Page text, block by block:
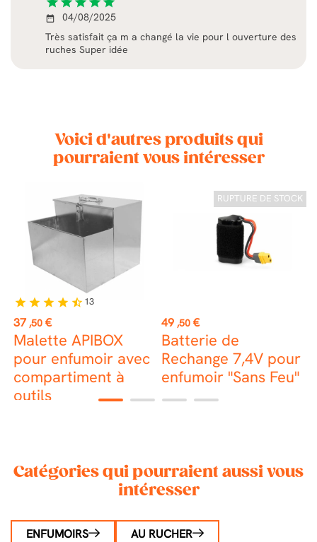
date_range
04/08/2025
Très satisfait ça m a changé la vie pour l ouverture des
ruches Super idée
Voici d'autres produits qui
pourraient vous intéresser
Prix
37 ,50 €
Malette APIBOX
pour enfumoir avec
compartiment à
outils
star star star star star_half 13
RUPTURE DE STOCK
Prix
49 ,50 €
Batterie de
Rechange 7,4V pour
enfumoir "Sans Feu"
1 2 3 4
Catégories qui pourraient aussi vous
intéresser
ENFUMOIRS AU RUCHER